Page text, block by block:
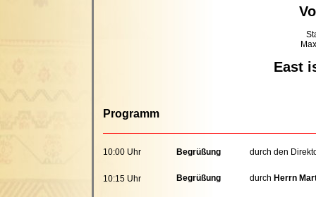
East
Programm
10:00 Uhr Begrüßung durch den
10:15 Uhr Begrüßung durch Herrn